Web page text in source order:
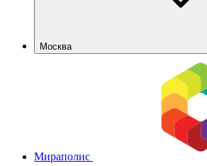
Москва
Мираполис